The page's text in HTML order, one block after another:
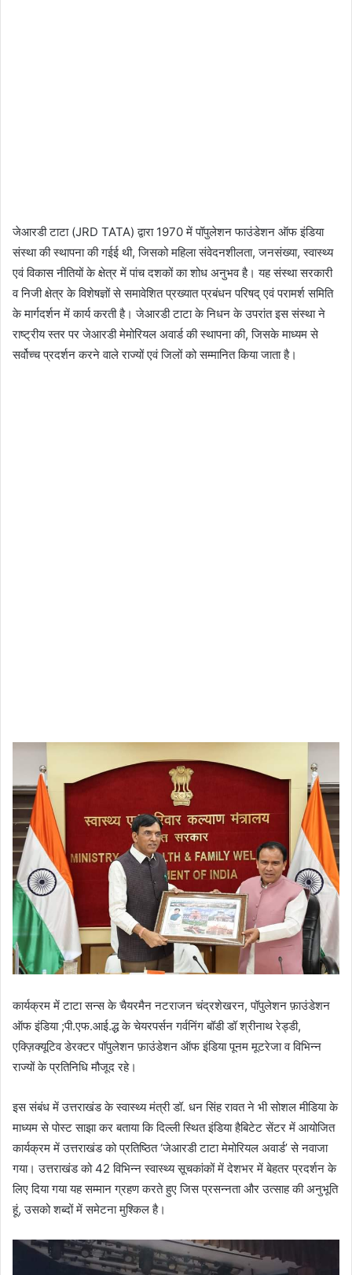
जेआरडी टाटा (JRD TATA) द्वारा 1970 में पॉपुलेशन फाउंडेशन ऑफ इंडिया
संस्था की स्थापना की गईई थी, जिसको महिला संवेदनशीलता, जनसंख्या, स्वास्थ्य
एवं विकास नीतियों के क्षेत्र में पांच दशकों का शोध अनुभव है। यह संस्था सरकारी
व निजी क्षेत्र के विशेषज्ञों से समावेशित प्रख्यात प्रबंधन परिषद् एवं परामर्श समिति
के मार्गदर्शन में कार्य करती है। जेआरडी टाटा के निधन के उपरांत इस संस्था ने
राष्ट्रीय स्तर पर जेआरडी मेमोरियल अवार्ड की स्थापना की, जिसके माध्यम से
सर्वोच्च प्रदर्शन करने वाले राज्यों एवं जिलों को सम्मानित किया जाता है।
कार्यक्रम में टाटा सन्स के चैयरमैन नटराजन चंद्रशेखरन, पॉपुलेशन फ़ाउंडेशन
ऑफ इंडिया ;पी.एफ.आई.द्ध के चेयरपर्सन गर्वनिंग बॉडी डॉ श्रीनाथ रेड्डी,
एक्ज़िक्यूटिव डेरक्टर पॉपुलेशन फ़ाउंडेशन ऑफ इंडिया पूनम मूटरेजा व विभिन्न
राज्यों के प्रतिनिधि मौजूद रहे।
इस संबंध में उत्तराखंड के स्वास्थ्य मंत्री डॉ. धन सिंह रावत ने भी सोशल मीडिया के
माध्यम से पोस्ट साझा कर बताया कि दिल्ली स्थित इंडिया हैबिटेट सेंटर में आयोजित
कार्यक्रम में उत्तराखंड को प्रतिष्ठित ‘जेआरडी टाटा मेमोरियल अवार्ड’ से नवाजा
गया। उत्तराखंड को 42 विभिन्न स्वास्थ्य सूचकांकों में देशभर में बेहतर प्रदर्शन के
लिए दिया गया यह सम्मान ग्रहण करते हुए जिस प्रसन्नता और उत्साह की अनुभूति
हूं, उसको शब्दों में समेटना मुश्किल है।